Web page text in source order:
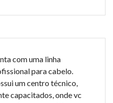
com uma linha
para cabelo.
um centro técnico,
capacitados, onde vc